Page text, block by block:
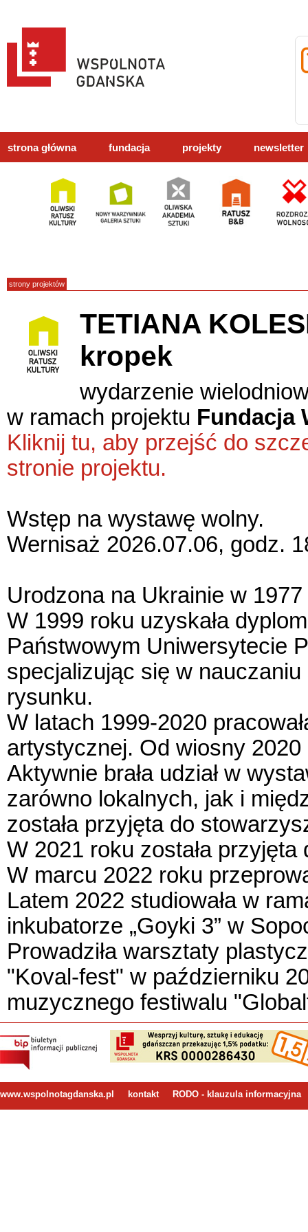
strona główna fundacja projekty newsletter
strony projektów
TETIANA
kropek
wydarzenie
w ramach projektu Fundacja
Kliknij tu, aby przejść do
stronie projektu.
Wstęp na wystawę wolny.
Wernisaż 2026.07.06, godz.
Urodzona na Ukrainie w
W 1999 roku uzyskała
Państwowym Uniwersytecie
specjalizując się w
rysunku.
W latach 1999-2020
artystycznej. Od wiosny 2020
Aktywnie brała udział w
zarówno lokalnych, jak i
została przyjęta do
W 2021 roku została
W marcu 2022 roku
Latem 2022 studiowała w
inkubatorze „Goyki 3” w
Prowadziła warsztaty
"Koval-fest" w październiku
muzycznego festiwalu
www.wspolnotagdanska.pl kontakt RODO - klauzula informacyjna